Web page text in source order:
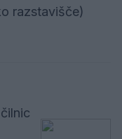
razstavišče)